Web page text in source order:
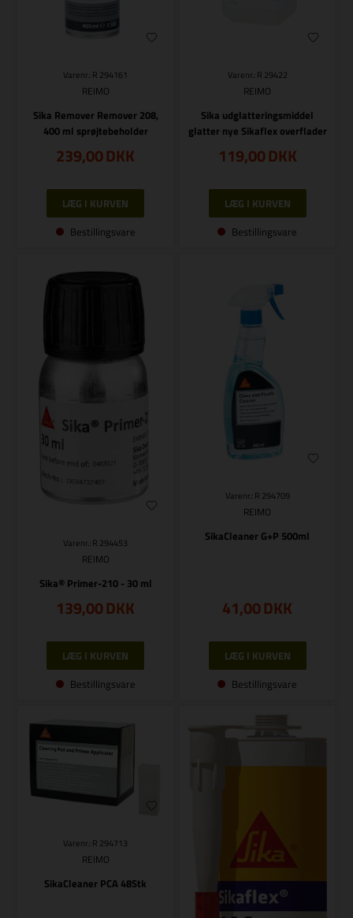
Varenr.: R 294161
REIMO
Sika Remover Remover 208,
400 ml sprøjtebeholder
239,00DKK
Bestillingsvare
Varenr.: R 29422
REIMO
Sika udglatteringsmiddel
glatter nye Sikaflex overflader
119,00DKK
Bestillingsvare
Varenr.: R 294453
REIMO
Sika® Primer-210 - 30 ml
139,00DKK
Bestillingsvare
Varenr.: R 294709
REIMO
SikaCleaner G+P 500ml
41,00DKK
Bestillingsvare
Varenr.: R 294713
REIMO
SikaCleaner PCA 48Stk